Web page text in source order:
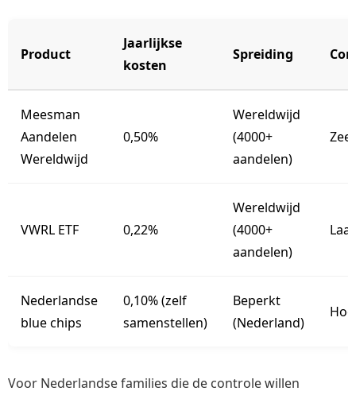
Product
Jaarlijkse
kosten
Spreiding
Meesman
Aandelen
Wereldwijd
0,50%
Wereldwijd
(4000+
aandelen)
VWRL ETF 0,22%
Wereldwijd
(4000+
aandelen)
Nederlandse
blue chips
0,10% (zelf
samenstellen)
Beperkt
(Nederland)
Voor Nederlandse families die de controle willen